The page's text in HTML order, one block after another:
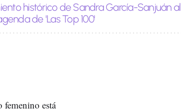
histórico de Sandra García-Sanjuán al
de 'Las Top 100'
está